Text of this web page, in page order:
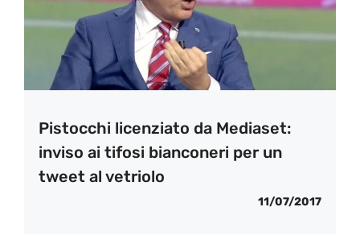
Pistocchi licenziato da Mediaset:
inviso ai tifosi bianconeri per un
tweet al vetriolo
11/07/2017